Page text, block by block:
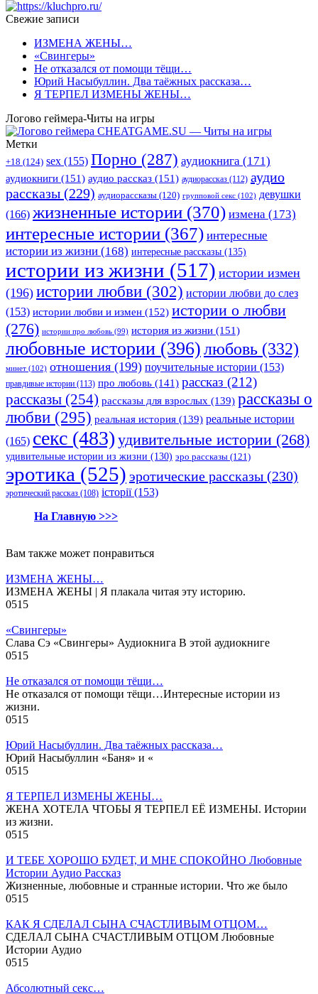
Свежие записи
ИЗМЕНА ЖЕНЫ…
«Свингеры»
Не отказался от помощи тёщи…
Юрий Насыбуллин. Два таёжных рассказа…
Я ТЕРПЕЛ ИЗМЕНЫ ЖЕНЫ…
Логово геймера-Читы на игры
Метки
+18 (124) sex (155) Порно (287) аудиокнига (171)
аудиокниги (151) аудио рассказ (151) аудиорассказ (112) аудио
рассказы (229) аудиорассказы (120) групповой секс (102) девушки
(166) жизненные истории (370) измена (173)
интересные истории (367) интересные
истории из жизни (168) интересные рассказы (135)
истории из жизни (517) истории измен
(196) истории любви (302) истории любви до слез
(153) истории любви и измен (152) истории о любви
(276) истории про любовь (99) история из жизни (151)
любовные истории (396)любовь (332)
минет (102) отношения (199) поучительные истории (153)
правдивые истории (113) про любовь (141) рассказ (212)
рассказы (254) рассказы для взрослых (139) рассказы о
любви (295) реальная история (139) реальные истории
(165) секс (483) удивительные истории (268)
удивительные истории из жизни (130) эро рассказы (121)
эротика (525) эротические рассказы (230)
эротический рассказ (108) історії(153)
На Главную >>>
Вам также может понравиться
ИЗМЕНА ЖЕНЫ…
ИЗМЕНА ЖЕНЫ | Я плакала читая эту историю.
0515
«Свингеры»
Слава Сэ «Свингеры» Аудиокнига В этой аудиокниге
0515
Не отказался от помощи тёщи…
Не отказался от помощи тёщи…Интересные истории из
жизни.
0515
Юрий Насыбуллин. Два таёжных рассказа…
Юрий Насыбуллин «Баня» и «
0515
Я ТЕРПЕЛ ИЗМЕНЫ ЖЕНЫ…
ЖЕНА ХОТЕЛА ЧТОБЫ Я ТЕРПЕЛ ЕЁ ИЗМЕНЫ. Истории
из жизни.
0515
И ТЕБЕ ХОРОШО БУДЕТ, И МНЕ СПОКОЙНО Любовные
Истории Аудио Рассказ
Жизненные, любовные и странные истории. Что же было
0515
КАК Я СДЕЛАЛ СЫНА СЧАСТЛИВЫМ ОТЦОМ…
СДЕЛАЛ СЫНА СЧАСТЛИВЫМ ОТЦОМ Любовные
Истории Аудио
0515
Абсолютный секс…